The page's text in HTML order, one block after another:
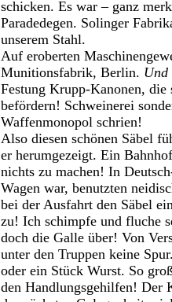
schicken. Es war – ganz
Paradedegen. Solinger
unserem Stahl.
Auf eroberten
Munitionsfabrik, Berlin. Und
Festung Krupp-Kanonen, die
befördern! Schweinerei
Waffenmonopol schrien!
Also diesen schönen Säbel
er herumgezeigt. Ein
nichts zu machen! In
Wagen war, benutzten
bei der Ausfahrt den Säbel
zu! Ich schimpfe und fluche
doch die Galle über! Von
unter den Truppen keine
oder ein Stück Wurst. So
den Handlungsgehilfen! Der